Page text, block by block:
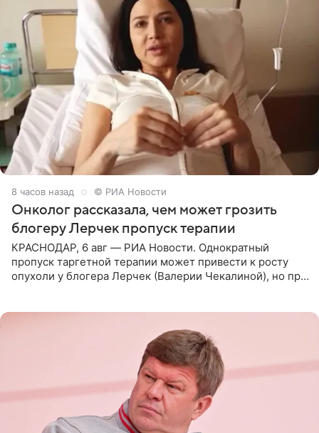
8 часов назад © РИА Новости
Онколог рассказала, чем может грозить
блогеру Лерчек пропуск терапии
КРАСНОДАР, 6 авг — РИА Новости. Однократный
пропуск таргетной терапии может привести к росту
опухоли у блогера Лерчек (Валерии Чекалиной), но при